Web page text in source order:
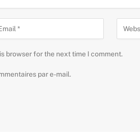
browser for the next time I comment.
par e-mail.